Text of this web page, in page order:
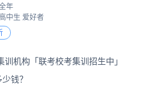
年
中生 爱好者
机构「联考校考集训招生中」
钱？